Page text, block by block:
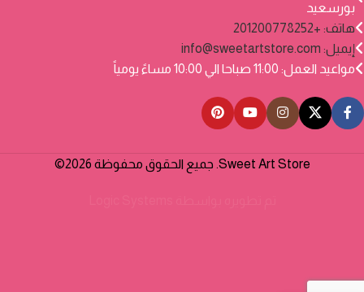
بورسعيد
هاتف: +201200778252
إيميل: info@sweetartstore.com
مواعيد العمل: 11:00 صباحا الي 10:00 مساءً يومياً
Sweet Art Store. جميع الحقوق محفوظة 2026©